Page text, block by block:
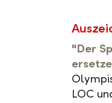
"Der
LOC